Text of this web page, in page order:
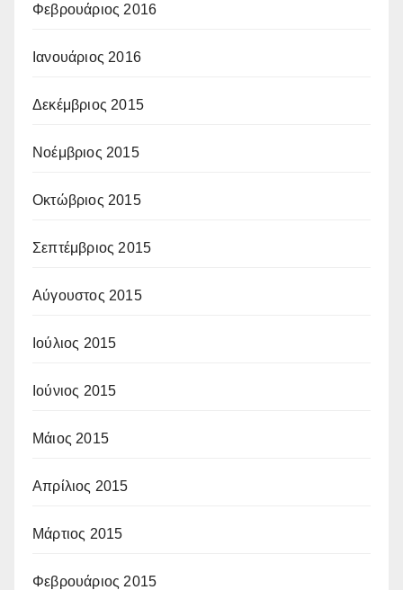
Φεβρουάριος 2016
Ιανουάριος 2016
Δεκέμβριος 2015
Νοέμβριος 2015
Οκτώβριος 2015
Σεπτέμβριος 2015
Αύγουστος 2015
Ιούλιος 2015
Ιούνιος 2015
Μάιος 2015
Απρίλιος 2015
Μάρτιος 2015
Φεβρουάριος 2015